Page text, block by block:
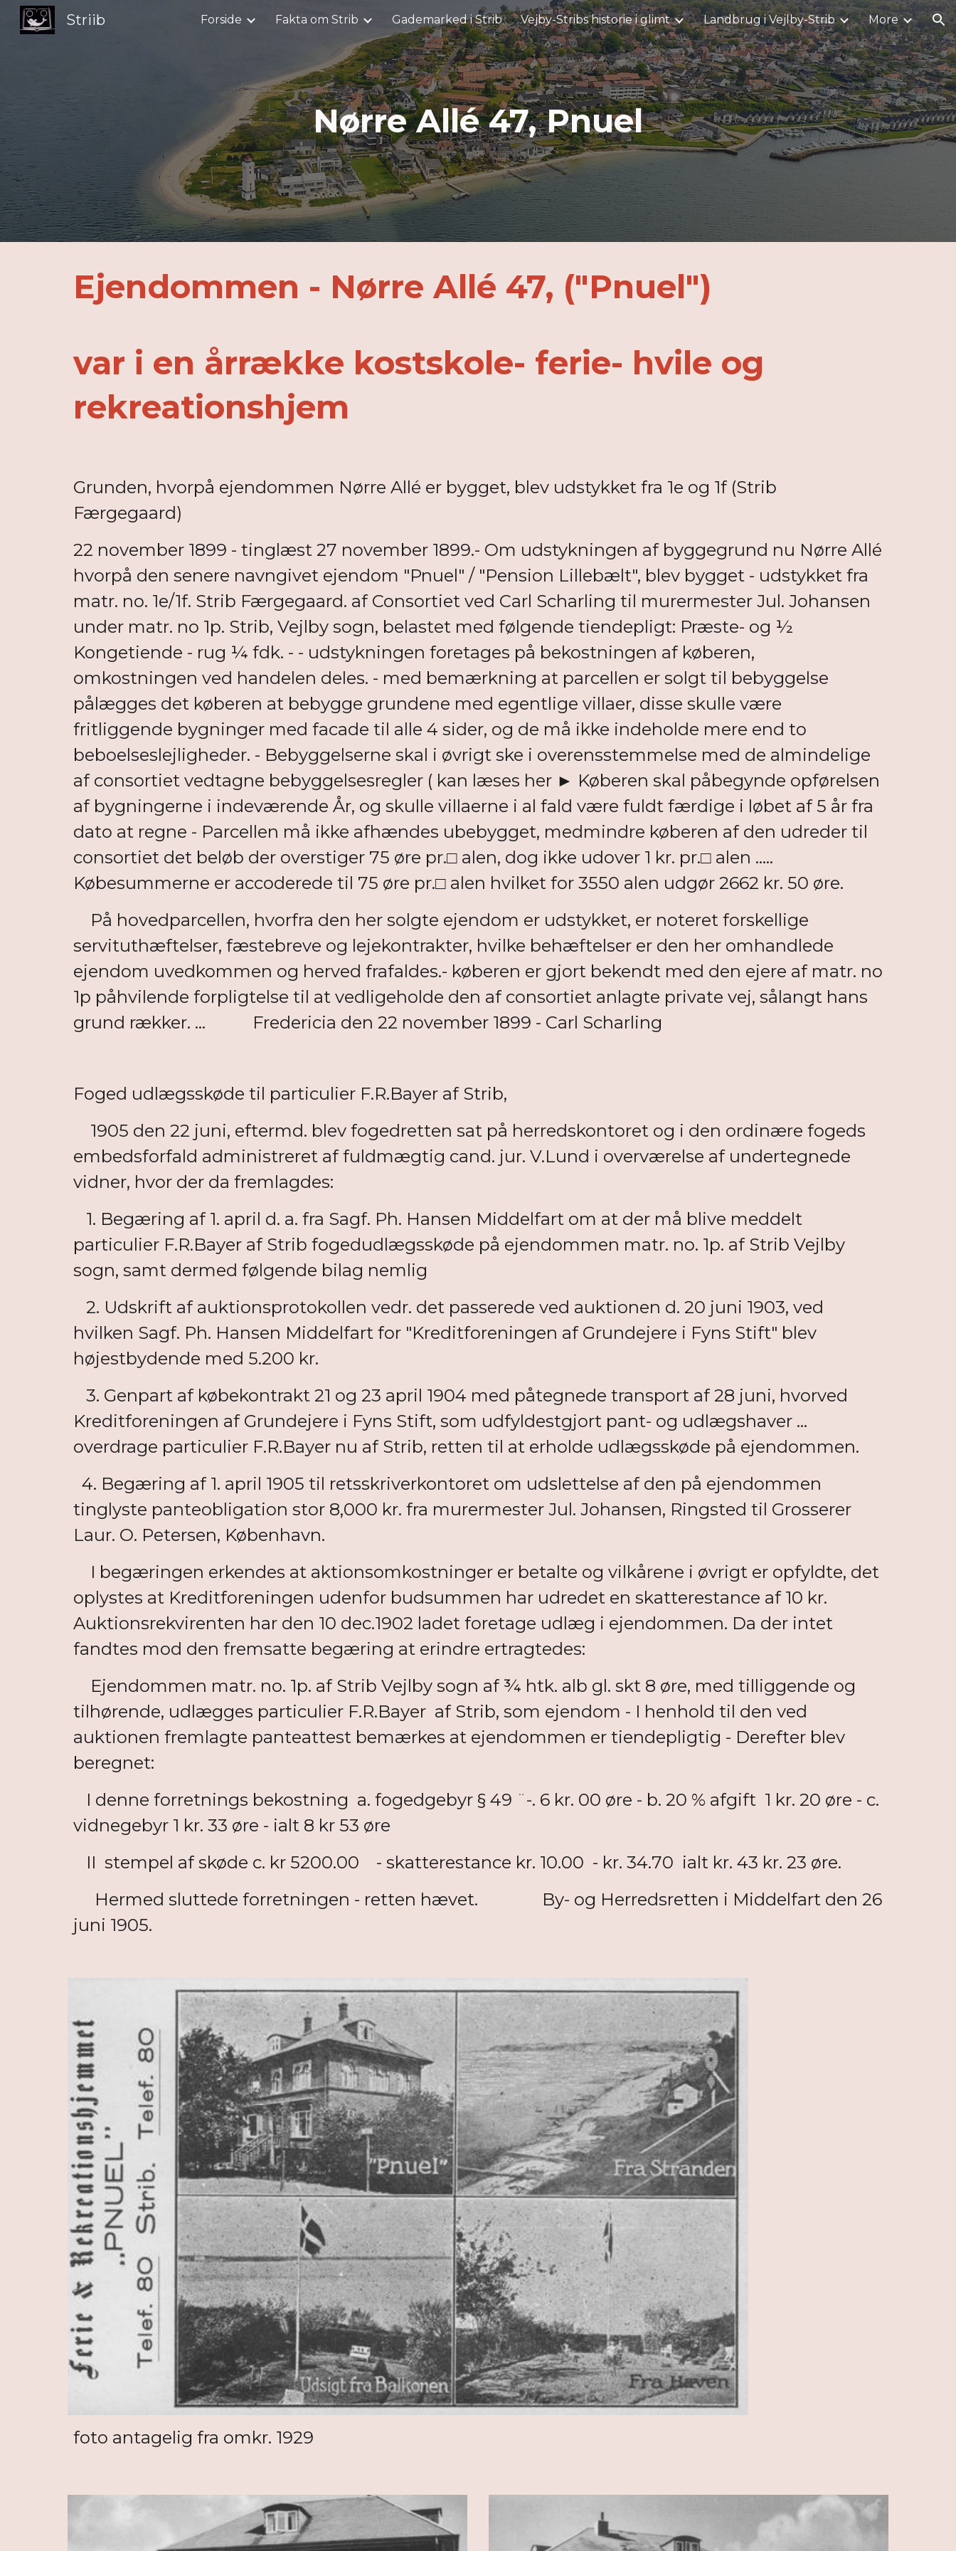
Skip to main content Skip to navigation
Striib Forside Fakta om Strib Gademarked i Strib Vejby-Stribs historie i glimt Landbrug i Vejlby-Strib More
Nørre Allé 47, Pnuel
Ejendommen - Nørre Allé 47, ("Pnuel")
var i en årrække kostskole- ferie- hvile og
rekreationshjem
Grunden, hvorpå ejendommen Nørre Allé er bygget, blev udstykket fra 1e og 1f (Strib
Færgegaard)
22 november 1899 - tinglæst 27 november 1899.- Om udstykningen af byggegrund nu Nørre Allé
hvorpå den senere navngivet ejendom "Pnuel" / "Pension Lillebælt", blev bygget - udstykket fra
matr. no. 1e/1f. Strib Færgegaard. af Consortiet ved Carl Scharling til murermester Jul. Johansen
under matr. no 1p. Strib, Vejlby sogn, belastet med følgende tiendepligt: Præste- og ½
Kongetiende - rug ¼ fdk. - - udstykningen foretages på bekostningen af køberen,
omkostningen ved handelen deles. - med bemærkning at parcellen er solgt til bebyggelse
pålægges det køberen at bebygge grundene med egentlige villaer, disse skulle være
fritliggende bygninger med facade til alle 4 sider, og de må ikke indeholde mere end to
beboelseslejligheder. - Bebyggelserne skal i øvrigt ske i overensstemmelse med de almindelige
af consortiet vedtagne bebyggelsesregler ( kan læses her ► Køberen skal påbegynde opførelsen
af bygningerne i indeværende År, og skulle villaerne i al fald være fuldt færdige i løbet af 5 år fra
dato at regne - Parcellen må ikke afhændes ubebygget, medmindre køberen af den udreder til
consortiet det beløb der overstiger 75 øre pr.□ alen, dog ikke udover 1 kr. pr.□ alen .....
Købesummerne er accoderede til 75 øre pr.□ alen hvilket for 3550 alen udgør 2662 kr. 50 øre.
På hovedparcellen, hvorfra den her solgte ejendom er udstykket, er noteret forskellige
servituthæftelser, fæstebreve og lejekontrakter, hvilke behæftelser er den her omhandlede
ejendom uvedkommen og herved frafaldes.- køberen er gjort bekendt med den ejere af matr. no
1p påhvilende forpligtelse til at vedligeholde den af consortiet anlagte private vej, sålangt hans
grund rækker. ... Fredericia den 22 november 1899 - Carl Scharling
Foged udlægsskøde til particulier F.R.Bayer af Strib,
1905 den 22 juni, eftermd. blev fogedretten sat på herredskontoret og i den ordinære fogeds
embedsforfald administreret af fuldmægtig cand. jur. V.Lund i overværelse af undertegnede
vidner, hvor der da fremlagdes:
1. Begæring af 1. april d. a. fra Sagf. Ph. Hansen Middelfart om at der må blive meddelt
particulier F.R.Bayer af Strib fogedudlægsskøde på ejendommen matr. no. 1p. af Strib Vejlby
sogn, samt dermed følgende bilag nemlig
2. Udskrift af auktionsprotokollen vedr. det passerede ved auktionen d. 20 juni 1903, ved
hvilken Sagf. Ph. Hansen Middelfart for "Kreditforeningen af Grundejere i Fyns Stift" blev
højestbydende med 5.200 kr.
3. Genpart af købekontrakt 21 og 23 april 1904 med påtegnede transport af 28 juni, hvorved
Kreditforeningen af Grundejere i Fyns Stift, som udfyldestgjort pant- og udlægshaver ...
overdrage particulier F.R.Bayer nu af Strib, retten til at erholde udlægsskøde på ejendommen.
4. Begæring af 1. april 1905 til retsskriverkontoret om udslettelse af den på ejendommen
tinglyste panteobligation stor 8,000 kr. fra murermester Jul. Johansen, Ringsted til Grosserer
Laur. O. Petersen, København.
I begæringen erkendes at aktionsomkostninger er betalte og vilkårene i øvrigt er opfyldte, det
oplystes at Kreditforeningen udenfor budsummen har udredet en skatterestance af 10 kr.
Auktionsrekvirenten har den 10 dec.1902 ladet foretage udlæg i ejendommen. Da der intet
fandtes mod den fremsatte begæring at erindre ertragtedes:
Ejendommen matr. no. 1p. af Strib Vejlby sogn af ¾ htk. alb gl. skt 8 øre, med tilliggende og
tilhørende, udlægges particulier F.R.Bayer af Strib, som ejendom - I henhold til den ved
auktionen fremlagte panteattest bemærkes at ejendommen er tiendepligtig - Derefter blev
beregnet:
I denne forretnings bekostning a. fogedgebyr § 49 ¨-. 6 kr. 00 øre - b. 20 % afgift 1 kr. 20 øre - c.
vidnegebyr 1 kr. 33 øre - ialt 8 kr 53 øre
II stempel af skøde c. kr 5200.00 - skatterestance kr. 10.00 - kr. 34.70 ialt kr. 43 kr. 23 øre.
Hermed sluttede forretningen - retten hævet. By- og Herredsretten i Middelfart den 26
juni 1905.
foto antagelig fra omkr. 1929